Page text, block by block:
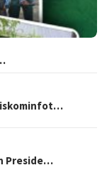
Preside…